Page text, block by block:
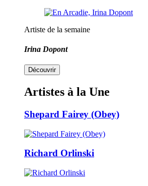
Artiste de la semaine
Irina Dopont
Découvrir
Artistes à la Une
Shepard Fairey (Obey)
Richard Orlinski